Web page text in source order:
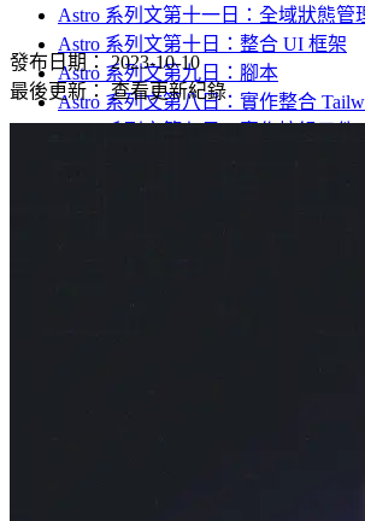
Astro 系列文第十一日：全域狀態管
Astro 系列文第十日：整合 UI 框架
Astro 系列文第九日：腳本
Astro 系列文第八日：實作整合
Astro 系列文第一日：起飛前置準備
發布日期：2023-10-10
最後更新： 查看更新紀錄